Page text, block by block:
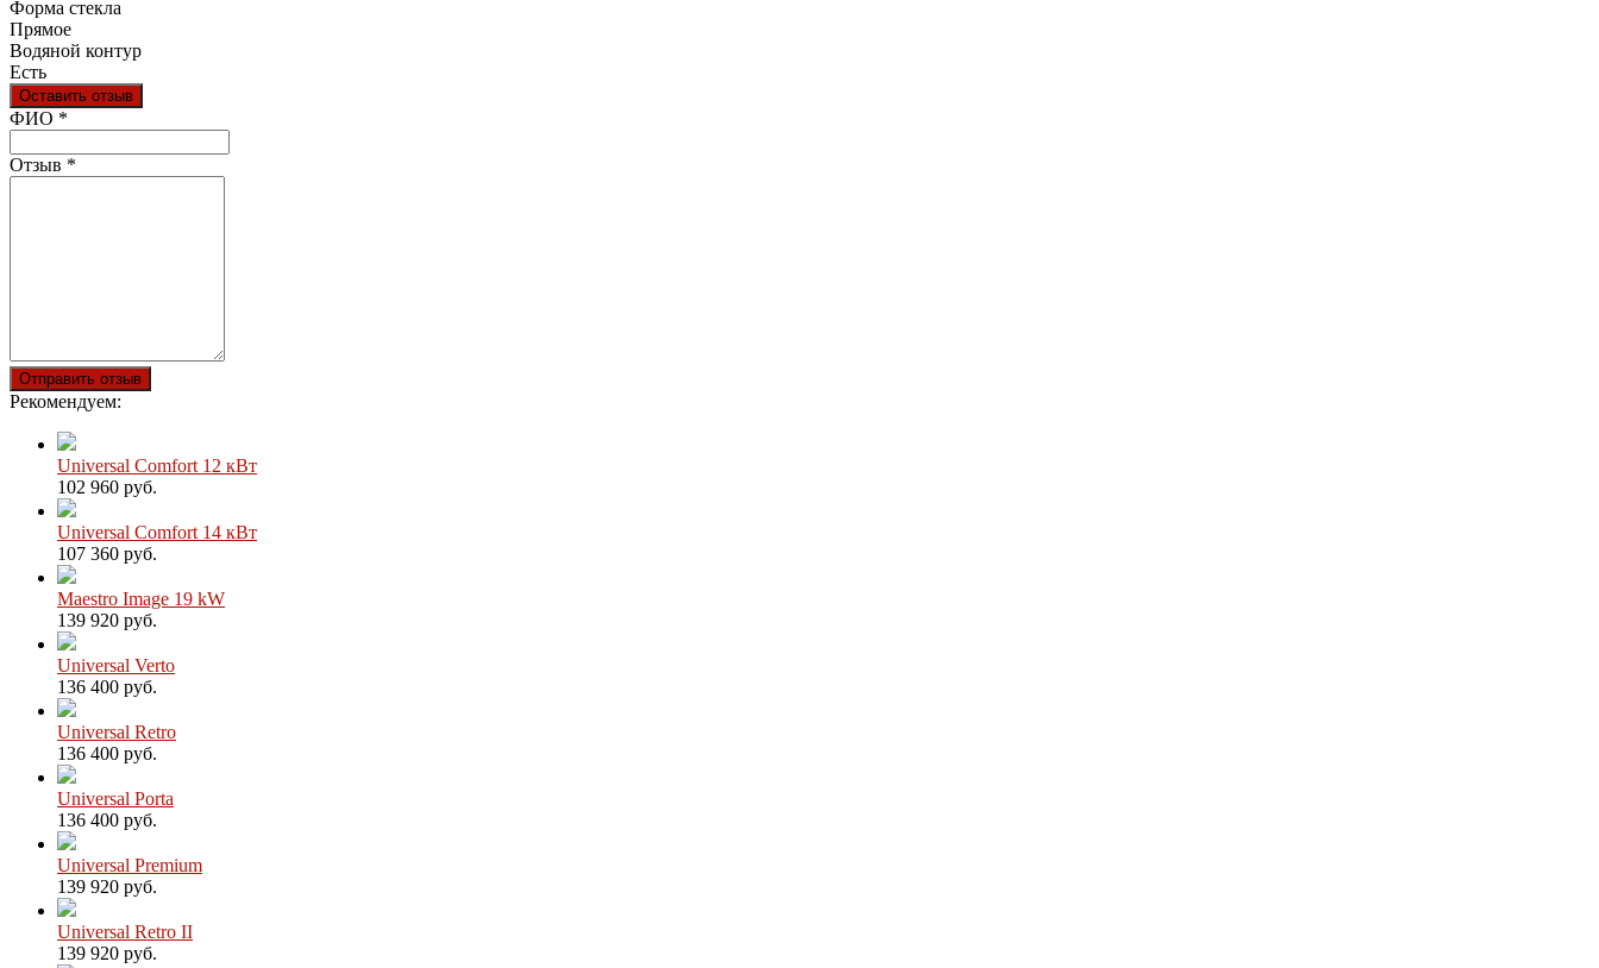
Форма стекла
Прямое
Водяной контур
Есть
Оставить отзыв
Ваш отзыв был отправлен!
ФИО *
Отзыв *
Отправить отзыв
Рекомендуем:
Universal Comfort 12 кВт
102 960 руб.
Universal Comfort 14 кВт
107 360 руб.
Maestro Image 19 kW
139 920 руб.
Universal Verto
136 400 руб.
Universal Retro
136 400 руб.
Universal Porta
136 400 руб.
Universal Premium
139 920 руб.
Universal Retro II
139 920 руб.